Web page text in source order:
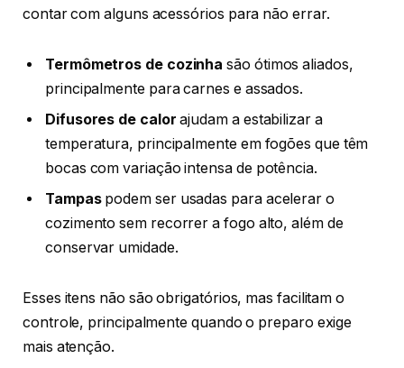
contar com alguns acessórios para não errar.
Termômetros de cozinha são ótimos aliados,
principalmente para carnes e assados.
Difusores de calor ajudam a estabilizar a
temperatura, principalmente em fogões que têm
bocas com variação intensa de potência.
Tampaspodem ser usadas para acelerar o
cozimento sem recorrer a fogo alto, além de
conservar umidade.
Esses itens não são obrigatórios, mas facilitam o
controle, principalmente quando o preparo exige
mais atenção.